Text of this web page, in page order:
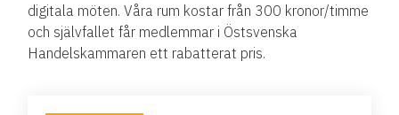
digitala möten. Våra rum kostar från 300 kronor/timme
och självfallet får medlemmar i Östsvenska
Handelskammaren ett rabatterat pris.